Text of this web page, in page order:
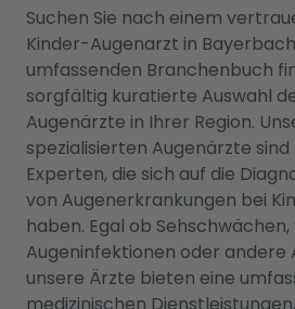
Suchen Sie nach einem
Kinder-Augenarzt in
umfassenden Branchenbuch
sorgfältig kuratierte Auswahl
Augenärzte in Ihrer Region.
spezialisierten Augenärzte
Experten, die sich auf die
von Augenerkrankungen bei
haben. Egal ob Sehschwächen,
Augeninfektionen oder andere
unsere Ärzte bieten eine